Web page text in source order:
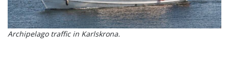
Archipelago traffic in Karlskrona.